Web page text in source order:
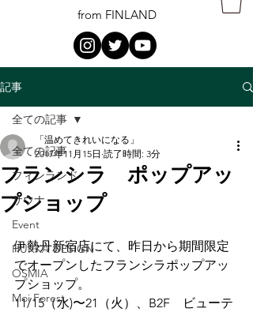
from FINLAND
記事
全ての記事
フィンランド
サウナ
Event
HUKKA DESIGN
OSMIA
Moi Forest
全ての記事
フランシラ ポップアッ
プショップ
「温めてきれいになる」
2017年11月15日 読了時間: 3分
伊勢丹新宿店にて、昨日から期間限定
でオープンしたフランシラポップアッ
プショップ。
11/15（水)〜21（火）、B2F　ビューテ